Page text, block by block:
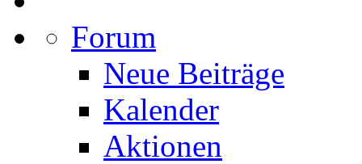
Forum
Neue Beiträge
Kalender
Aktionen